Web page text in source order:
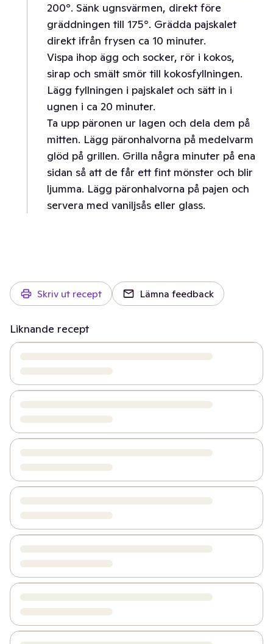
200°. Sänk ugnsvärmen, direkt före
gräddningen till 175°. Grädda pajskalet
direkt ifrån frysen ca 10 minuter.
Vispa ihop ägg och socker, rör i kokos,
sirap och smält smör till kokosfyllningen.
Lägg fyllningen i pajskalet och sätt in i
ugnen i ca 20 minuter.
Ta upp päronen ur lagen och dela dem på
mitten. Lägg päronhalvorna på medelvarm
glöd på grillen. Grilla några minuter på ena
sidan så att de får ett fint mönster och blir
ljumma. Lägg päronhalvorna på pajen och
servera med vaniljsås eller glass.
Skriv ut recept Lämna feedback
Liknande recept